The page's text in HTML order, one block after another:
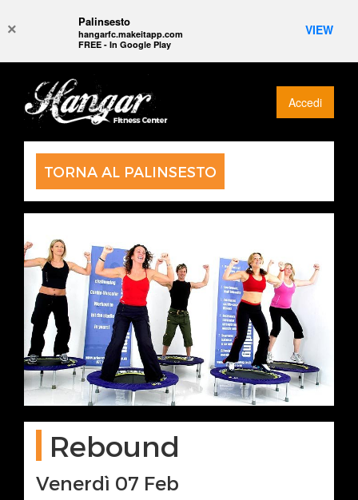
× Palinsesto
hangarfc.makeitapp.com
FREE - In Google Play
VIEW
Accedi
TORNA AL PALINSESTO
Rebound
Venerdì 07 Feb